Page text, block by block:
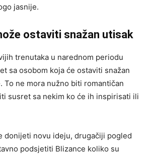
jasnije.
ostaviti snažan utisak
trenutaka u narednom periodu
sa osobom koja će ostaviti snažan
To ne mora nužno biti romantičan
susret sa nekim ko će ih inspirisati ili
donijeti novu ideju, drugačiji pogled
podsjetiti Blizance koliko su